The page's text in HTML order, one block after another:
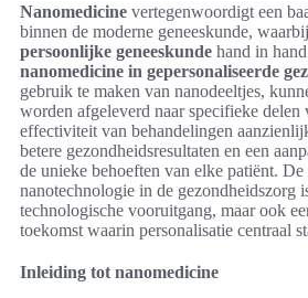
Nanomedicine vertegenwoordigt een
binnen de moderne geneeskunde, waarbij
persoonlijke geneeskunde hand in
nanomedicine in gepersonaliseerde
gebruik te maken van nanodeeltjes,
worden afgeleverd naar specifieke delen
effectiviteit van behandelingen
betere gezondheidsresultaten en een
de unieke behoeften van elke patiënt.
nanotechnologie in de gezondheidszorg
technologische vooruitgang, maar ook
toekomst waarin personalisatie centraal
Inleiding tot nanomedicine